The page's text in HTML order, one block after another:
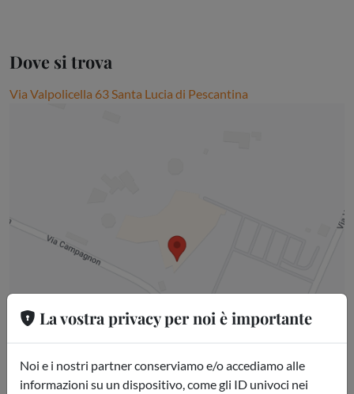
Dove si trova
Via Valpolicella 63 Santa Lucia di Pescantina
La vostra privacy per noi è importante
Noi e i nostri partner conserviamo e/o accediamo alle
informazioni su un dispositivo, come gli ID univoci nei